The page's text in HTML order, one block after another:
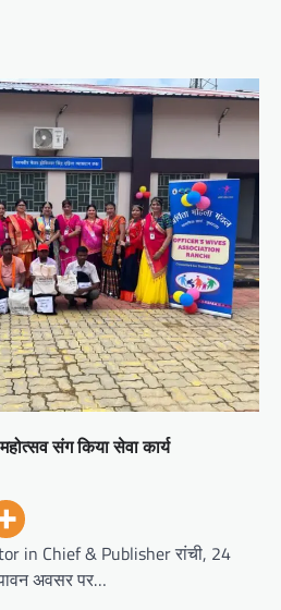
संग किया सेवा कार्य
in Chief & Publisher रांची, 24
अवसर पर…